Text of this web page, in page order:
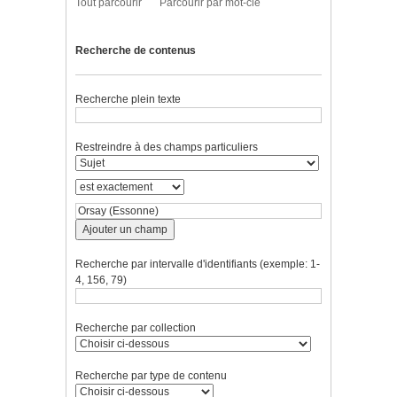
Tout parcourir Parcourir par mot-clé
Recherche de contenus
Recherche plein texte
Restreindre à des champs particuliers
Ajouter un champ
Recherche par intervalle d'identifiants (exemple: 1-
4, 156, 79)
Recherche par collection
Recherche par type de contenu